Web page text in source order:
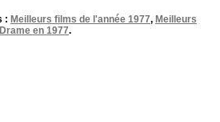
: Meilleurs films de l'année 1977, Meilleurs
en 1977.